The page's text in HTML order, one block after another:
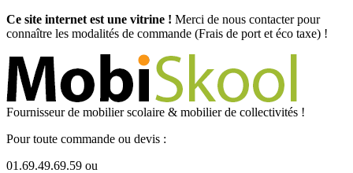
Ce site internet est une vitrine ! Merci de nous contacter pour
connaître les modalités de commande (Frais de port et éco taxe) !
Fournisseur de mobilier scolaire & mobilier de collectivités !
Pour toute commande ou devis :
01.69.49.69.59 ou